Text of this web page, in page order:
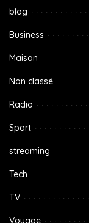
blog
Business
Maison
Non classé
Radio
Sport
streaming
Tech
TV
Voyage